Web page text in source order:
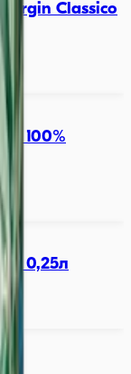
Classico
100%
0,25л